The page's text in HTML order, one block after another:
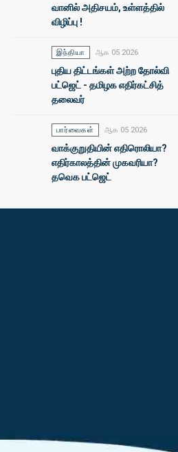
வானில் அதிசயம், உள்ளத்தில்
விழிப்பு !
இந்தியா ஆக 05 2026
புதிய திட்டங்கள் அற்ற தோல்வி
பட்ஜெட் - தமிழக எதிர்கட்சித்
தலைவர்
பார்வைகள் ஆக 05 2026
வாக்குறுதியின் எதிரொலியா?
எதிர்காலத்தின் முகவரியா?
தவெக பட்ஜெட்